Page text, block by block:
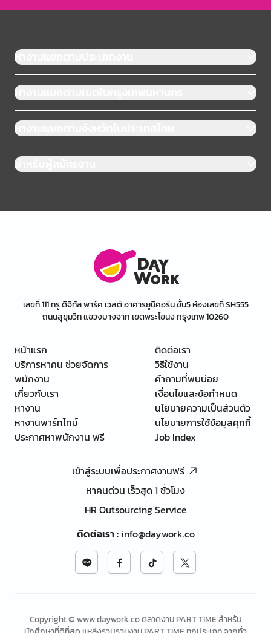
หางานแยกตามประเภทงาน
หางานแยกตามเขตในกรุงเทพมหานคร
หางานแยกตามจังหวัดในประเทศไทย
สำหรับผู้สมัครงาน
เลขที่ 111 ทรู ดิจิทัล พาร์ค เวสต์ อาคารยูนิคอร์น ชั้น5 ห้องเลขที่ SH555
ถนนสุขุมวิท แขวงบางจาก เขตพระโขนง กรุงเทพ 10260
หน้าแรก
บริการหาคน ช่วยจัดการ
พนักงาน
เกี่ยวกับเรา
หางาน
หางานพาร์ทไทม์
ประกาศหาพนักงาน ฟรี
ติดต่อเรา
วิธีใช้งาน
คำถามที่พบบ่อย
เงื่อนไขและข้อกำหนด
นโยบายความเป็นส่วนตัว
นโยบายการใช้ข้อมูลคุกกี้
Job Index
เข้าสู่ระบบเพื่อประกาศงานฟรี
หาคนด่วน เร็วสุด 1 ชั่วโมง
HR Outsourcing Service
ติดต่อเรา:info@daywork.co
Copyright © www.daywork.co ตลาดงาน PART TIME สำหรับ